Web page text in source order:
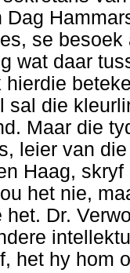
Dag
se
wat daar
hierdie
sal die
Maar die
leier van
Haag,
het nie,
het. Dr.
het hy hom